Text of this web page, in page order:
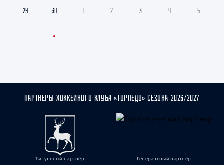
29 30 1 2 3 4 5
ПАРТНЁРЫ ХОККЕЙНОГО КЛУБА «ТОРПЕДО» СЕЗОНА 2026/2027
Титульный партнёр Генеральный партнёр